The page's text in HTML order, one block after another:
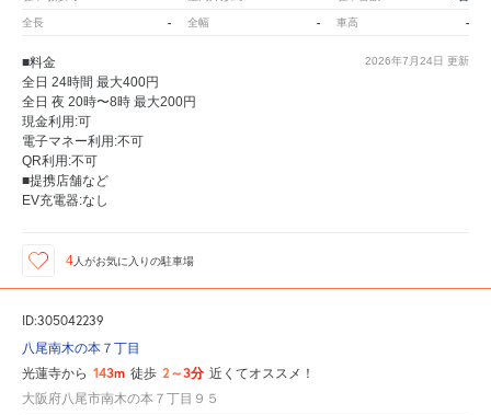
全長 - 全幅 - 車高 -
2026年7月24日 更新
■料金
全日 24時間 最大400円
全日 夜 20時〜8時 最大200円
現金利用:可
電子マネー利用:不可
QR利用:不可
■提携店舗など
EV充電器:なし
4 人がお気に入りの駐車場
ID:305042239
八尾南木の本７丁目
光蓮寺から 143m 徒歩 2～3分 近くてオススメ！
大阪府八尾市南木の本７丁目９５